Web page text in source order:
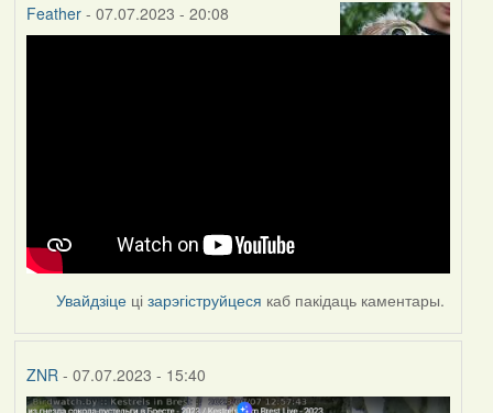
Feather- 07.07.2023 - 20:08
Увайдзіце цізарэгіструйцеся каб пакідаць каментары.
ZNR- 07.07.2023 - 15:40